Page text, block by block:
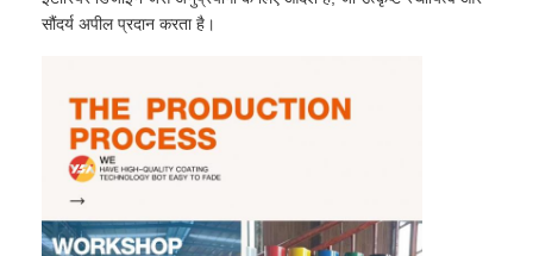
मिरर एल्यूमीनियम
सौंदर्य अपील प्रदान करता है।